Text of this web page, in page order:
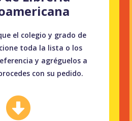
el colegio y grado de
toda la lista o los
y agréguelos a
con su pedido.
